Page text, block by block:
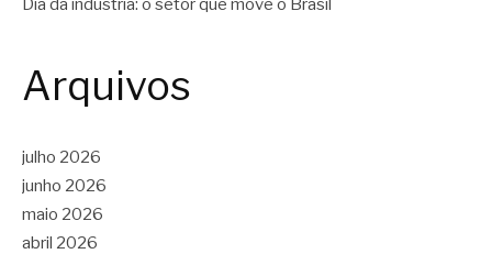
Dia da indústria: o setor que move o Brasil
Arquivos
julho 2026
junho 2026
maio 2026
abril 2026